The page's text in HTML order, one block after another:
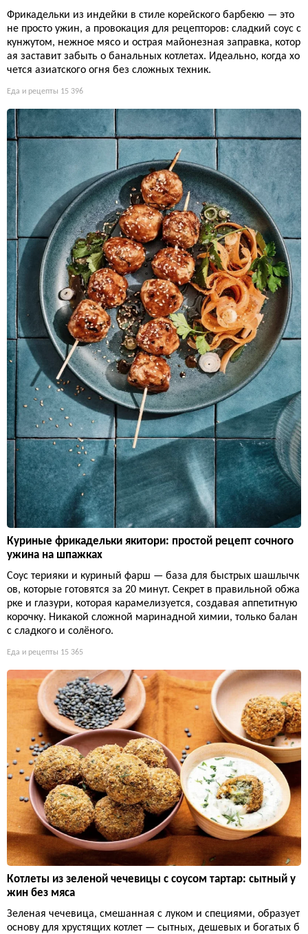
Фрикадельки из индейки в стиле корейского барбекю — это
не просто ужин, а провокация для рецепторов: сладкий соус с
кунжутом, нежное мясо и острая майонезная заправка, котор
ая заставит забыть о банальных котлетах. Идеально, когда хо
чется азиатского огня без сложных техник.
Еда и рецепты 15 396
Куриные фрикадельки якитори: простой рецепт сочного
ужина на шпажках
Соус терияки и куриный фарш — база для быстрых шашлычк
ов, которые готовятся за 20 минут. Секрет в правильной обжа
рке и глазури, которая карамелизуется, создавая аппетитную
корочку. Никакой сложной маринадной химии, только балан
с сладкого и солёного.
Еда и рецепты 15 365
Котлеты из зеленой чечевицы с соусом тартар: сытный у
жин без мяса
Зеленая чечевица, смешанная с луком и специями, образует
основу для хрустящих котлет — сытных, дешевых и богатых б